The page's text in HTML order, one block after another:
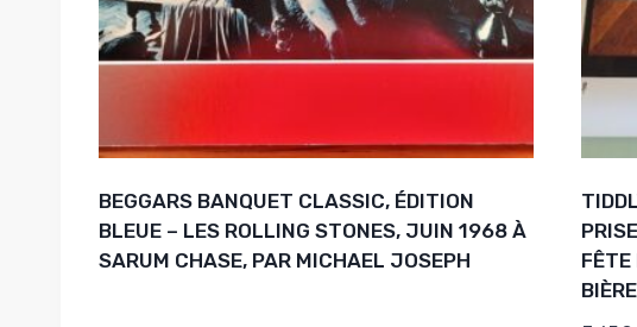
BEGGARS BANQUET CLASSIC, ÉDITION
BLEUE – LES ROLLING STONES, JUIN 1968 À
SARUM CHASE, PAR MICHAEL JOSEPH
FÊTE